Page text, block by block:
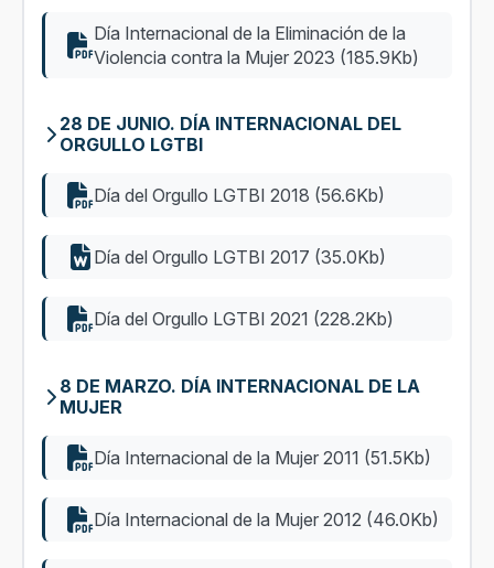
Día Internacional de la Eliminación de la
Violencia contra la Mujer 2023 (185.9Kb)
28 DE JUNIO. DÍA INTERNACIONAL DEL
ORGULLO LGTBI
Día del Orgullo LGTBI 2018 (56.6Kb)
Día del Orgullo LGTBI 2017 (35.0Kb)
Día del Orgullo LGTBI 2021 (228.2Kb)
8 DE MARZO. DÍA INTERNACIONAL DE LA
MUJER
Día Internacional de la Mujer 2011 (51.5Kb)
Día Internacional de la Mujer 2012 (46.0Kb)